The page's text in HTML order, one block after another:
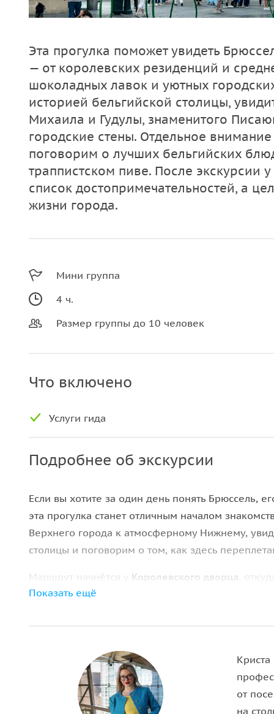
Эта прогулка поможет увидеть
— от королевских резиденций и
шоколадных лавок и уютных
историей бельгийской столицы,
Михаила и Гудулы, знаменитого
городские стены. Отдельное
поговорим о лучших бельгийских
траппистском пиве. После экскурсии
список достопримечательностей, а
жизни города.
Мини группа
4 ч.
Размер группы до 10 человек
Что включено
Услуги гида
Подробнее об экскурсии
Если вы хотите за один день понять Брюссель,
эта прогулка станет отличным началом
Верхнего города к атмосферному Нижнему,
столицы и поговорим о том, как здесь
Маршрут начнётся у Королевского дворца ,
Брюсселя. Вы узнаете о королях, торговцах,
трудом «Капитал», и окажемся наГран-Плас—
По пути вы увидитесобор Святых Михаила и
готической архитектуры, подниметесь на
высоты. Вас ждут старинные площади,
Показать ещё
от
на